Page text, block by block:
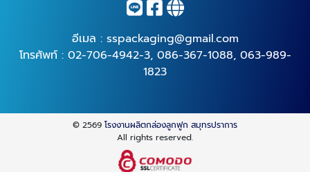
อีเมล : sspackaging@gmail.com
โทรศัพท์ : 02-706-4942-3, 086-367-1088, 063-989-
1823
© 2569 โรงงานผลิตกล่องลูกฟูก สมุทรปราการ
All rights reserved.